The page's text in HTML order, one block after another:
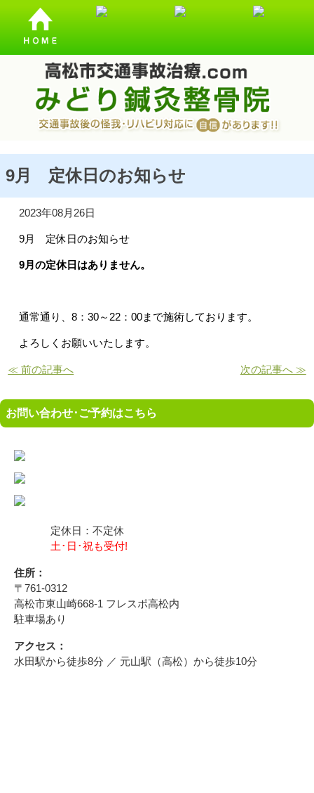
交通事故・むち打ち施術を受けるなら、高松むち打ち.comに
ご相談ください！
9月 定休日のお知らせ
2023年08月26日
9月 定休日のお知らせ
9月の定休日はありません。
通常通り、8：30～22：00まで施術しております。
よろしくお願いいたします。
≪ 前の記事へ 次の記事へ ≫
お問い合わせ･ご予約はこちら
定休日：不定休
土･日･祝も受付!
住所：
〒761-0312
高松市東山崎668-1 フレスポ高松内
駐車場あり
アクセス：
水田駅から徒歩8分 ／ 元山駅（高松）から徒歩10分